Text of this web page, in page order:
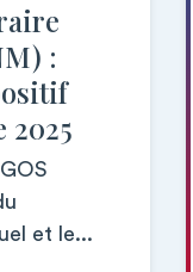
:
2025
et le...